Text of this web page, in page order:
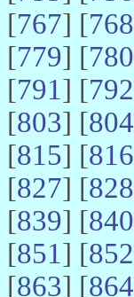
[767] [768
[779] [780
[791] [792
[803] [804
[815] [816
[827] [828
[839] [840
[851] [852
[863] [864